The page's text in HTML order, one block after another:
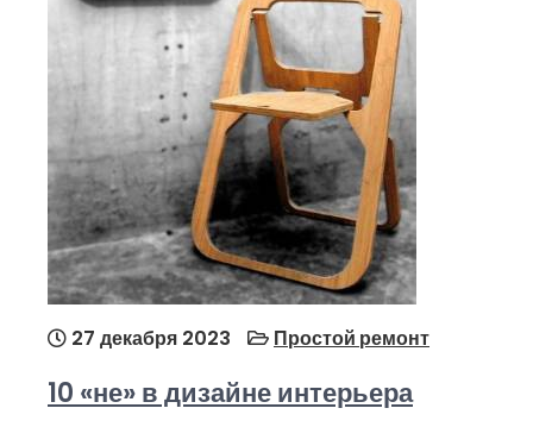
27 декабря 2023 Простой ремонт
10 «не» в дизайне интерьера